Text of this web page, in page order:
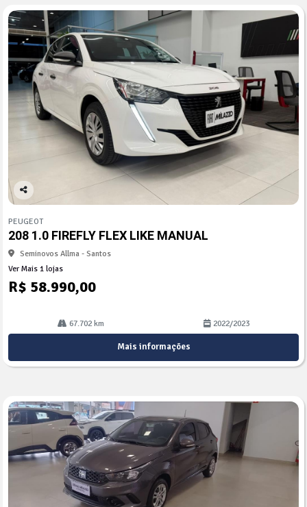
Co
arti
lhe
PEUGEOT
208 1.0 FIREFLY FLEX LIKE MANUAL
Seminovos Allma - Santos
Ver Mais 1 lojas
R$ 58.990,00
67.702 km 2022/2023
Mais informações